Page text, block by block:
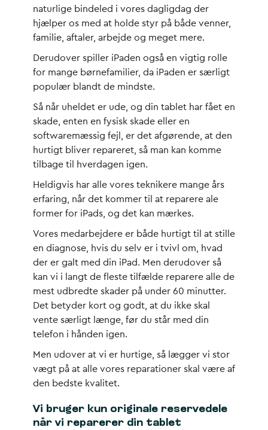
naturlige bindeled i vores dagligdag der
hjælper os med at holde styr på både venner,
familie, aftaler, arbejde og meget mere.
Derudover spiller iPaden også en vigtig rolle
for mange børnefamilier, da iPaden er særligt
populær blandt de mindste.
Så når uheldet er ude, og din tablet har fået en
skade, enten en fysisk skade eller en
softwaremæssig fejl, er det afgørende, at den
hurtigt bliver repareret, så man kan komme
tilbage til hverdagen igen.
Heldigvis har alle vores teknikere mange års
erfaring, når det kommer til at reparere ale
former for iPads, og det kan mærkes.
Vores medarbejdere er både hurtigt til at stille
en diagnose, hvis du selv er i tvivl om, hvad
der er galt med din iPad. Men derudover så
kan vi i langt de fleste tilfælde reparere alle de
mest udbredte skader på under 60 minutter.
Det betyder kort og godt, at du ikke skal
vente særligt længe, før du står med din
telefon i hånden igen.
Men udover at vi er hurtige, så lægger vi stor
vægt på at alle vores reparationer skal være af
den bedste kvalitet.
Vi bruger kun originale reservedele
når vi reparerer din tablet